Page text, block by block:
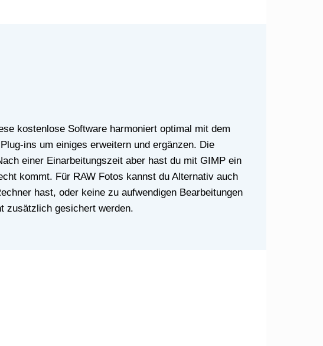
ins um einiges erweitern und ergänzen. Die
einer Einarbeitungszeit aber hast du mit GIMP ein
kommt. Für RAW Fotos kannst du Alternativ auch
hast, oder keine zu aufwendigen Bearbeitungen
zusätzlich gesichert werden.